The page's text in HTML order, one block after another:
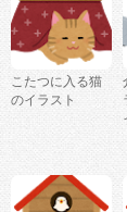
こたつに入る猫
のイラスト